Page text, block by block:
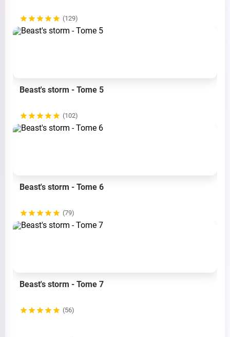
(129)
Beast's storm - Tome 5
(102)
Beast's storm - Tome 6
(79)
Beast's storm - Tome 7
(56)